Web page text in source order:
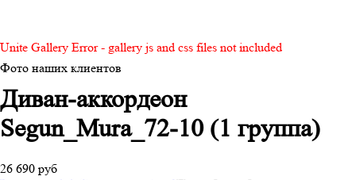
Unite Gallery Error - gallery js and css files not included
Фото наших клиентов
Диван-аккордеон
Segun_Mura_72-10 (1 группа)
26 690 руб